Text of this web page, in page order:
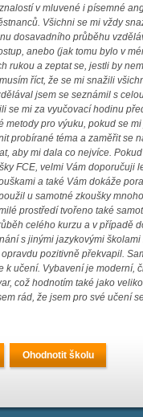
v mluvené i písemné
Všichni se mi vždy
dosavadního průběhu
anebo (jak tomu bylo v
rukou a zeptat se, jestli by
říct, že se mi snažili
jsem se seznámil s
se mi za vyučovací hodinu
metody pro výuku, pokud se
probírané téma a zaměřit se
aby mi dala co nejvíce.
FCE, velmi Vám doporučuji
a také Vám dokáže
u samotné zkoušky
prostředí tvořeno také
celého kurzu a v případě
s jinými jazykovými
pozitivně překvapil.
k učení. Vybavení je moderní,
což hodnotím také jako
rád, že jsem pro své učení
Ohodnotit školu